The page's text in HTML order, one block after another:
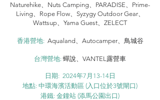
Naturehike、Nuts Camping、PARADISE、Prime-
Living、Rope Flow、Syzygy Outdoor Gear、
Wattsup、Yama Guest、ZELECT
香港營地:Aqualand、Autocamper、鳥城谷
台灣營地: 蟬說、VANTEL露營車
日期: 2024年7月13-14日
地點: 中環海濱活動區 (入口位於3號閘口)
港鐵: 金鐘站 (添馬公園出口)